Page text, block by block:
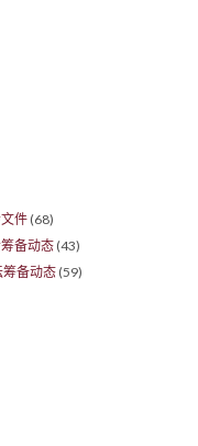
件(68)
备动态(43)
备动态 (59)